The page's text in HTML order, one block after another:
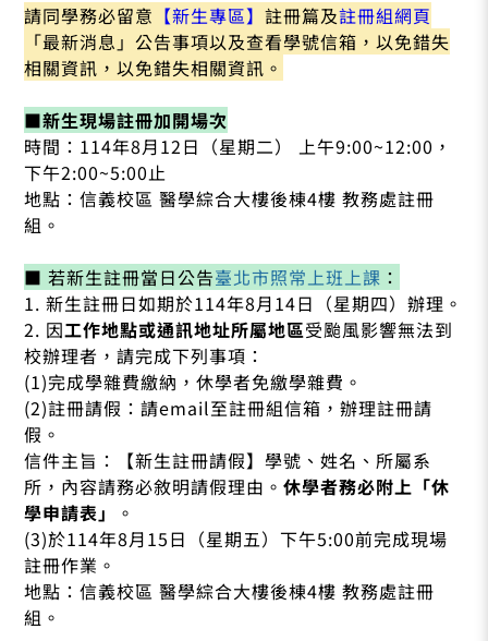
請同學務必留意 【新生專區】註冊篇及註冊組網頁
「最新消息」公告事項以及查看學號信箱，以免錯失
相關資訊，以免錯失相關資訊。
■新生現場註冊加開場次
時間：114年8月12日（星期二） 上午9:00~12:00，
下午2:00~5:00止
地點：信義校區 醫學綜合大樓後棟4樓 教務處註冊
組。
■ 若新生註冊當日公告臺北市照常上班上課 ：
1. 新生註冊日如期於114年8月14日（星期四）辦理。
2. 因工作地點或通訊地址所屬地區受颱風影響無法到
校辦理者，請完成下列事項：
(1)完成學雜費繳納，休學者免繳學雜費。
(2)註冊請假：請email至註冊組信箱，辦理註冊請
假。
信件主旨：【新生註冊請假】學號、姓名、所屬系
所，內容請務必敘明請假理由。休學者務必附上「休
學申請表」
。
(3)於114年8月15日（星期五）下午5:00前完成現場
註冊作業。
地點：信義校區 醫學綜合大樓後棟4樓 教務處註冊
組。